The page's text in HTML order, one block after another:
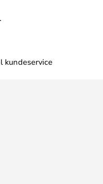
kundeservice